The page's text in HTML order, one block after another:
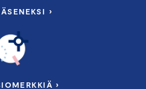
›
›